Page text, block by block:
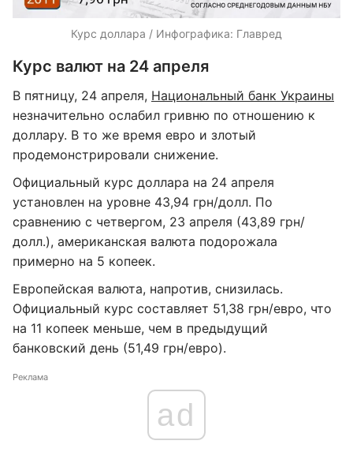
Курс доллара / Инфографика: Главред
Курс валют на 24 апреля
В пятницу, 24 апреля, Национальный банк Украины
незначительно ослабил гривню по отношению к
доллару. В то же время евро и злотый
продемонстрировали снижение.
Официальный курс доллара на 24 апреля
установлен на уровне 43,94 грн/долл. По
сравнению с четвергом, 23 апреля (43,89 грн/
долл.), американская валюта подорожала
примерно на 5 копеек.
Европейская валюта, напротив, снизилась.
Официальный курс составляет 51,38 грн/евро, что
на 11 копеек меньше, чем в предыдущий
банковский день (51,49 грн/евро).
Реклама
ad